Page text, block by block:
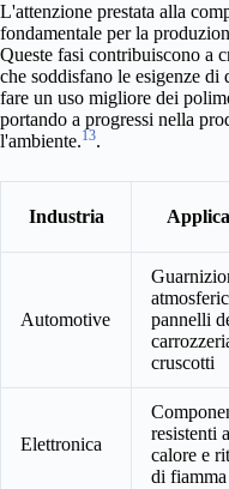
L'attenzione prestata alla
fondamentale per la
Queste fasi contribuiscono a
che soddisfano le esigenze
fare un uso migliore dei
portando a progressi nella
l'ambiente.13.
Industria
Automotive
pannelli
cruscotti
Elettronica
resistenti
calore e
di fiamma